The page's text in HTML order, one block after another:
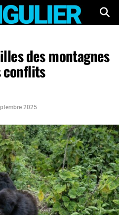
des montagnes
conflits
2025